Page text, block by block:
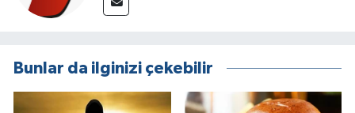
Bunlar da ilginizi çekebilir